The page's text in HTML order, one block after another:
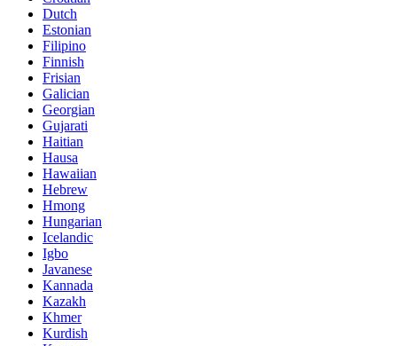
Dutch
Estonian
Filipino
Finnish
Frisian
Galician
Georgian
Gujarati
Haitian
Hausa
Hawaiian
Hebrew
Hmong
Hungarian
Icelandic
Igbo
Javanese
Kannada
Kazakh
Khmer
Kurdish